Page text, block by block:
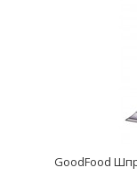
GoodFood